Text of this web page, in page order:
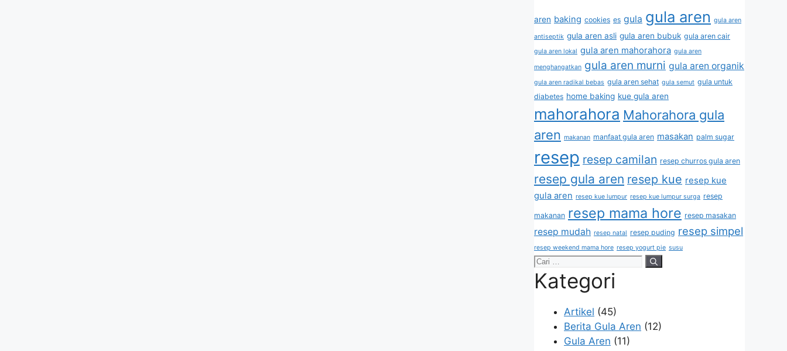
aren baking cookies es gula gula aren gula aren
antiseptik gula aren asli gula aren bubuk gula aren cair
gula aren lokal gula aren mahorahora gula aren
menghangatkan gula aren murni gula aren organik
gula aren radikal bebas gula aren sehat gula semut gula untuk
diabetes home baking kue gula aren
mahorahora Mahorahora gula
aren makanan manfaat gula aren masakan palm sugar
resep resep camilan resep churros gula aren
resep gula aren resep kue resep kue
gula aren resep kue lumpur resep kue lumpur surga resep
makanan resep mama hore resep masakan
resep mudah resep natal resep puding resep simpel
resep weekend mama hore resep yogurt pie susu
Kategori
Artikel (45)
Berita Gula Aren (12)
Gula Aren (11)